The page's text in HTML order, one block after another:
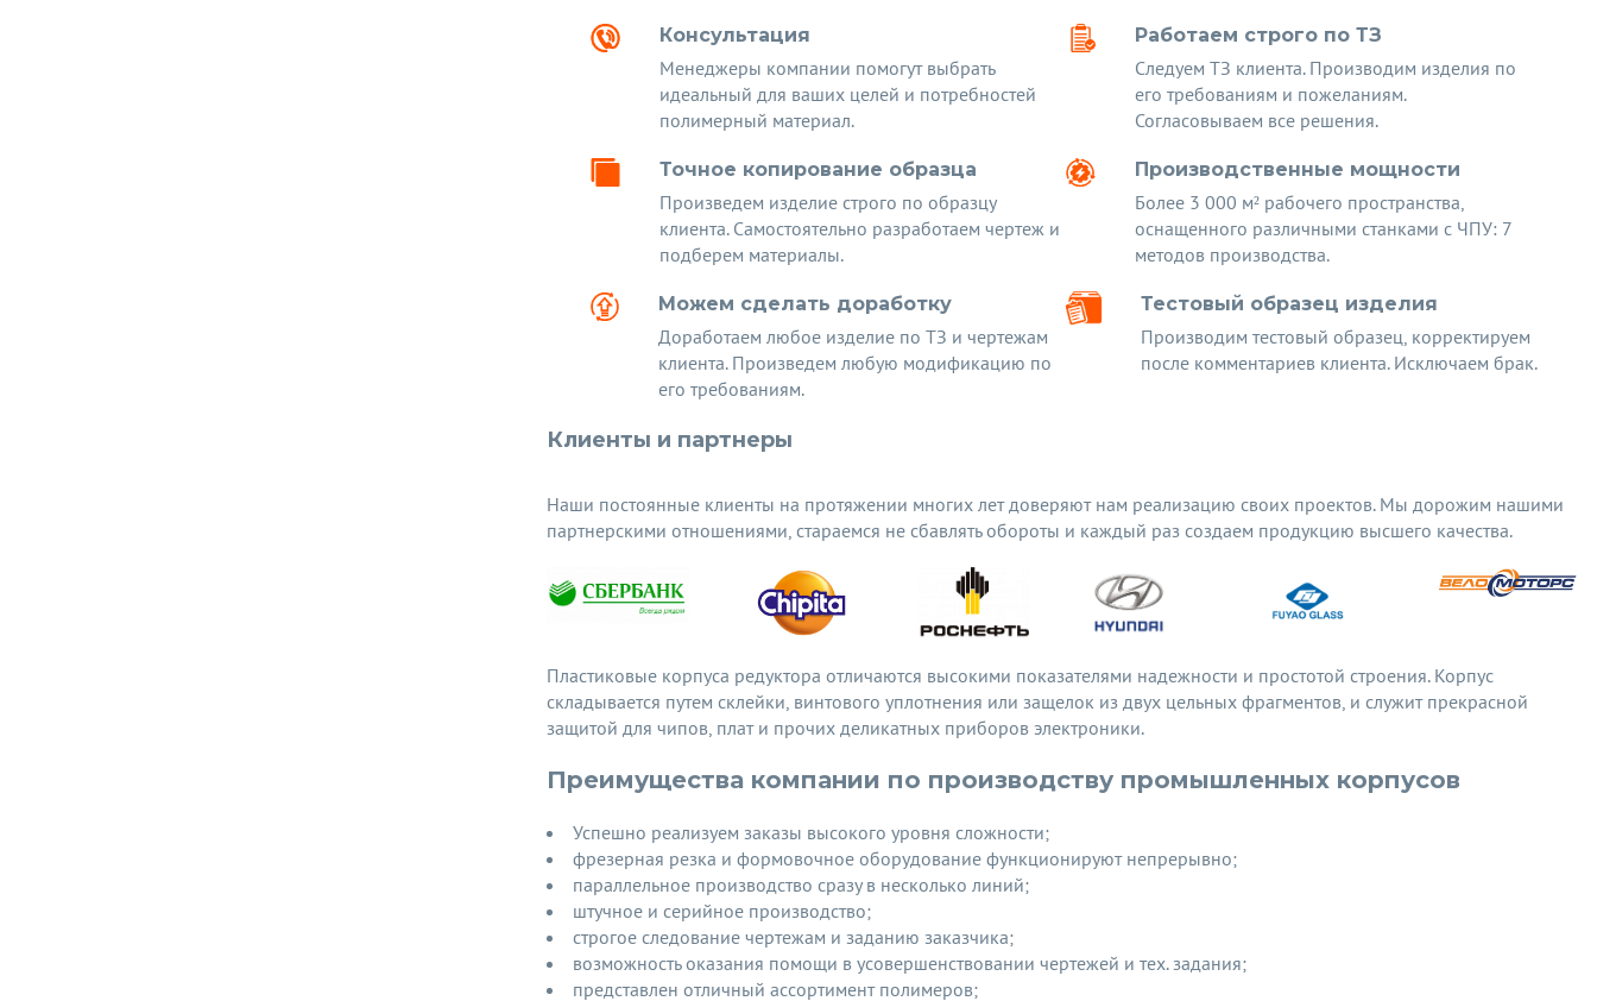
Консультация
Менеджеры компании помогут выбрать
идеальный для ваших целей и потребностей
полимерный материал.
Работаем строго по ТЗ
Следуем ТЗ клиента. Производим изделия по
его требованиям и пожеланиям.
Согласовываем все решения.
Точное копирование образца
Произведем изделие строго по образцу
клиента. Самостоятельно разработаем чертеж и
подберем материалы.
Производственные мощности
Более 3 000 м² рабочего пространства,
оснащенного различными станками с ЧПУ: 7
методов производства.
Можем сделать доработку
Доработаем любое изделие по ТЗ и чертежам
клиента. Произведем любую модификацию по
его требованиям.
Тестовый образец изделия
Производим тестовый образец, корректируем
после комментариев клиента. Исключаем брак.
Клиенты и партнеры
Наши постоянные клиенты на протяжении многих лет доверяют нам реализацию своих проектов. Мы дорожим нашими
партнерскими отношениями, стараемся не сбавлять обороты и каждый раз создаем продукцию высшего качества.
Пластиковые корпуса редуктора отличаются высокими показателями надежности и простотой строения. Корпус
складывается путем склейки, винтового уплотнения или защелок из двух цельных фрагментов, и служит прекрасной
защитой для чипов, плат и прочих деликатных приборов электроники.
Преимущества компании по производству промышленных корпусов
Успешно реализуем заказы высокого уровня сложности;
фрезерная резка и формовочное оборудование функционируют непрерывно;
параллельное производство сразу в несколько линий;
штучное и серийное производство;
строгое следование чертежам и заданию заказчика;
возможность оказания помощи в усовершенствовании чертежей и тех. задания;
представлен отличный ассортимент полимеров;